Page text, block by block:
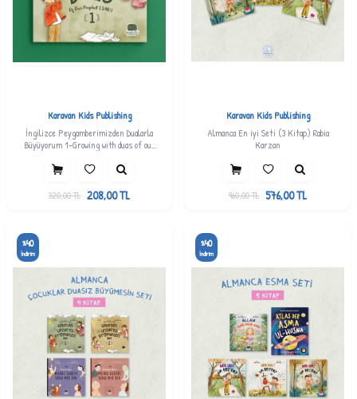
Karavan Kids Publishing
İngilizce Peygamberimizden Dualarla
Büyüyorum 1-Growing with duas of our
320,00TL 208,00TL
Karavan Kids Publishing
Almanca En iyi Seti (3 Kitap) Rabia
Karzan
960,00TL 576,00TL
%40
İndirim
%40
İndirim